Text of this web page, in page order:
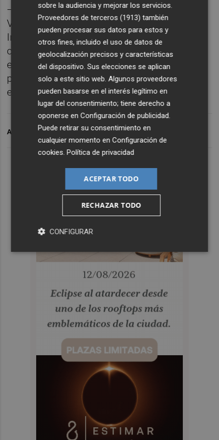
—'Carmen Montón, sin concesiones', de
Vicente Climent—, ambos disponibles en
Internet. '
Mónica García
, de la marea al
chapapote' está a la venta en librerías desde
el lunes 15 de junio en formato papel al
precio de 15 euros. Disponible también
en
Amazon.
ARCHIVADO EN LIBROS
sobre la audiencia y mejorar los servicios.
Proveedores de terceros (1913) también
pueden procesar sus datos para estos y
otros fines, incluido el uso de datos de
geolocalización precisos y características
del dispositivo. Sus elecciones se aplican
solo a este sitio web. Algunos proveedores
pueden basarse en el interés legítimo en
lugar del consentimiento; tiene derecho a
oponerse enConfiguración de publicidad.
Puede retirar su consentimiento en
cualquier momento enConfiguración de
cookies.Política de privacidad
ACEPTAR TODO
RECHAZAR TODO
CONFIGURAR